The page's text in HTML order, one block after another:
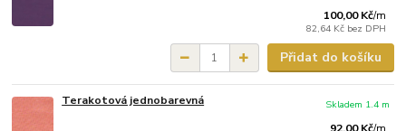
100,00 Kč/m
82,64 Kč bez DPH
Přidat do košíku
Terakotová jednobarevná
Skladem 1.4 m